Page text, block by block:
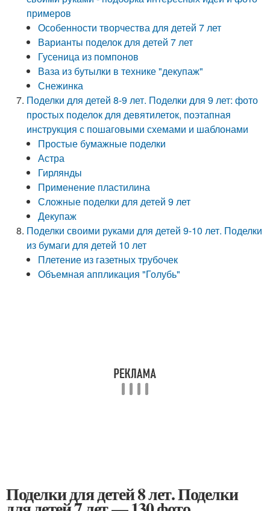
примеров
Особенности творчества для детей 7 лет
Варианты поделок для детей 7 лет
Гусеница из помпонов
Ваза из бутылки в технике "декупаж"
Снежинка
Поделки для детей 8-9 лет. Поделки для 9 лет: фото
простых поделок для девятилеток, поэтапная
инструкция с пошаговыми схемами и шаблонами
Простые бумажные поделки
Астра
Гирлянды
Применение пластилина
Сложные поделки для детей 9 лет
Декупаж
Поделки своими руками для детей 9-10 лет. Поделки
из бумаги для детей 10 лет
Плетение из газетных трубочек
Объемная аппликация "Голубь"
Поделки для детей 8 лет. Поделки